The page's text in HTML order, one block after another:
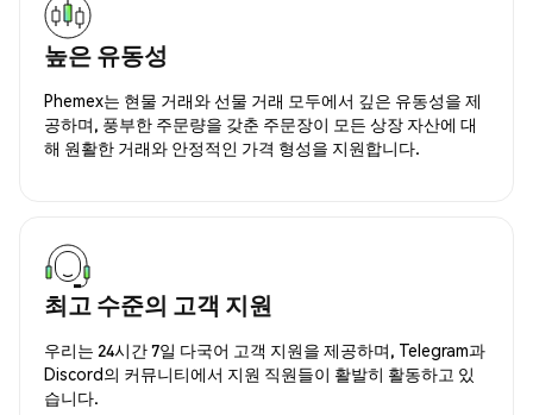
높은 유동성
Phemex는 현물 거래와 선물 거래 모두에서 깊은 유동성을 제
공하며, 풍부한 주문량을 갖춘 주문장이 모든 상장 자산에 대
해 원활한 거래와 안정적인 가격 형성을 지원합니다.
최고 수준의 고객 지원
우리는 24시간 7일 다국어 고객 지원을 제공하며, Telegram과
Discord의 커뮤니티에서 지원 직원들이 활발히 활동하고 있
습니다.